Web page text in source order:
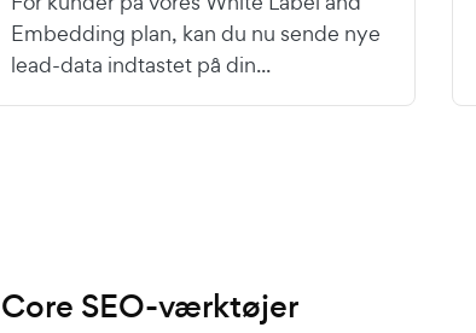
Embedding plan, kan du nu sende nye
lead-data indtastet på din...
Core SEO-værktøjer